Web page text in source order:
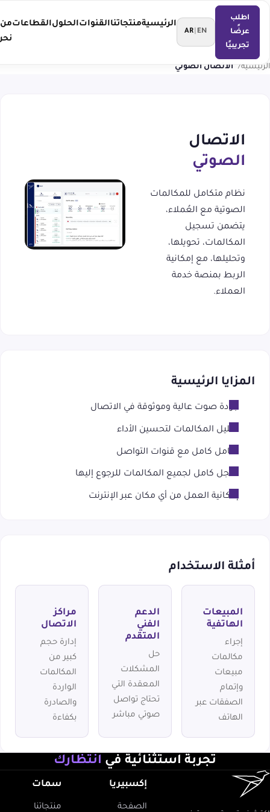
اطلب
عرضًا
تجريبيًا
EN
AR
الرئيسيةمنتجاتناالقنواتالحلولالقطاعاتمن
الرئيسية الاتصال الصوتي
الاتصال
الصوتي
نظام متكامل للمكالمات
الصوتية مع العُملاء،
يتضمن تسجيل
المكالمات، تحويلها،
وتحليلها، مع إمكانية
الربط بمنصة خدمة
العملاء.
المزايا الرئيسية
جودة صوت عالية وموثوقة في الاتصال
تحليل المكالمات لتحسين الأداء
تكامل كامل مع قنوات التواصل
سجل كامل لجميع المكالمات للرجوع إليها
إمكانية العمل من أي مكان عبر الإنترنت
أمثلة الاستخدام
المبيعات
الهاتفية
إجراء
مكالمات
مبيعات
وإتمام
الصفقات عبر
الهاتف
الدعم
الفني
المتقدم
حل
المشكلات
المعقدة التي
تحتاج تواصل
صوتي مباشر
مراكز
الاتصال
إدارة حجم
كبير من
المكالمات
الواردة
والصادرة
بكفاءة
تجربة استثنائية في انتظارك
إكسبيريا
الصفحة
سمات
منتجاتنا